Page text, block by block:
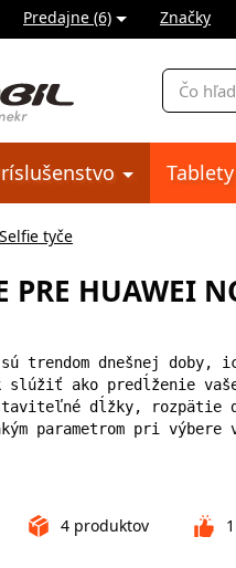
Predajne (6) Značky
Tablety
Selfie tyče
PRE HUAWEI
trendom dnešnej doby,
ako predĺženie
dĺžky,
parametrom pri výbere
4 produktov 1